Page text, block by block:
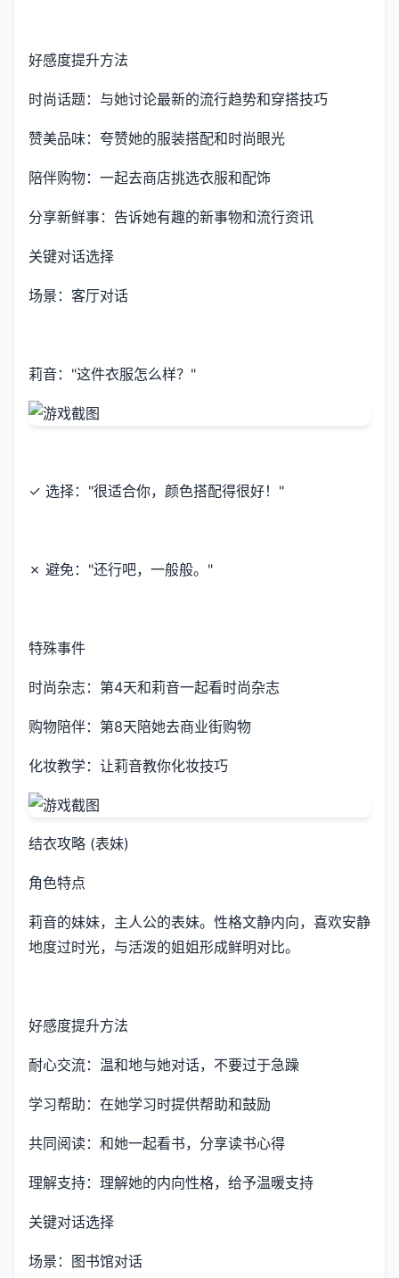
好感度提升方法
时尚话题：与她讨论最新的流行趋势和穿搭技巧
赞美品味：夸赞她的服装搭配和时尚眼光
陪伴购物：一起去商店挑选衣服和配饰
分享新鲜事：告诉她有趣的新事物和流行资讯
关键对话选择
场景：客厅对话
莉音："这件衣服怎么样？"
✓ 选择："很适合你，颜色搭配得很好！"
✗ 避免："还行吧，一般般。"
特殊事件
时尚杂志：第4天和莉音一起看时尚杂志
购物陪伴：第8天陪她去商业街购物
化妆教学：让莉音教你化妆技巧
结衣攻略 (表妹)
角色特点
莉音的妹妹，主人公的表妹。性格文静内向，喜欢安静
地度过时光，与活泼的姐姐形成鲜明对比。
好感度提升方法
耐心交流：温和地与她对话，不要过于急躁
学习帮助：在她学习时提供帮助和鼓励
共同阅读：和她一起看书，分享读书心得
理解支持：理解她的内向性格，给予温暖支持
关键对话选择
场景：图书馆对话